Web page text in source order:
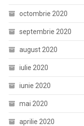
octombrie 2020
septembrie 2020
august 2020
iulie 2020
iunie 2020
mai 2020
aprilie 2020